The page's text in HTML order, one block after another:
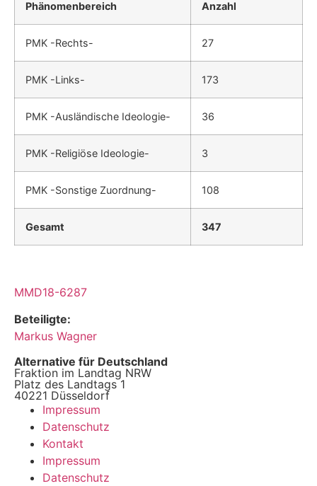
Phänomenbereich Anzahl
PMK -Rechts- 27
PMK -Links- 173
PMK -Ausländische Ideologie- 36
PMK -Religiöse Ideologie- 3
PMK -Sonstige Zuordnung- 108
Gesamt 347
MMD18-6287
Beteiligte:
Markus Wagner
Alternative für Deutschland
Fraktion im Landtag NRW
Platz des Landtags 1
40221 Düsseldorf
Impressum
Datenschutz
Kontakt
Impressum
Datenschutz